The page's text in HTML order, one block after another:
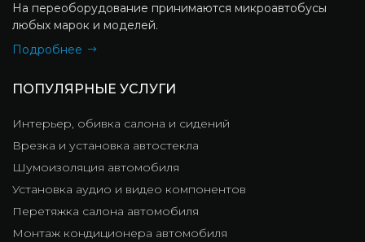
На переоборудование принимаются микроавтобусы
любых марок и моделей.
Подробнее
ПОПУЛЯРНЫЕ УСЛУГИ
Интерьер, обивка салона и сидений
Врезка и установка автостекла
Шумоизоляция автомобиля
Установка аудио и видео компонентов
Перетяжка салона автомобиля
Монтаж кондиционера автомобиля